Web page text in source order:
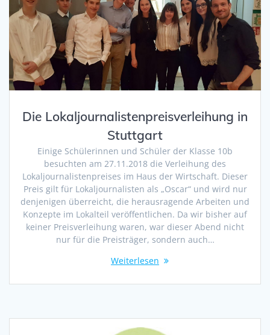
Die Lokaljournalistenpreisverleihung in
Stuttgart
Einige Schülerinnen und Schüler der Klasse 10b
besuchten am 27.11.2018 die Verleihung des
Lokaljournalistenpreises im Haus der Wirtschaft. Dieser
Preis gilt für Lokaljournalisten als „Oscar“ und wird nur
denjenigen überreicht, die herausragende Arbeiten und
Konzepte im Lokalteil veröffentlichen. Da wir bisher auf
keiner Preisverleihung waren, war dieser Abend nicht
nur für die Preisträger, sondern auch…
Weiterlesen